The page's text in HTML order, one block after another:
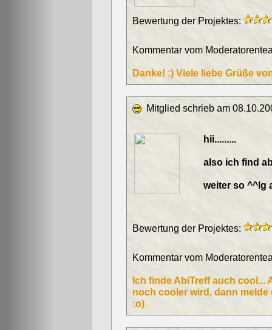
Bewertung der Projektes:
Kommentar vom
Danke! :) Viele liebe Grüße
Mitglied schrieb am
hii.........
also ich find
weiter so ^^lg
Bewertung der Projektes:
Kommentar vom
Ich finde AbiTreff auch cool...
noch cooler wird, dann
:o)